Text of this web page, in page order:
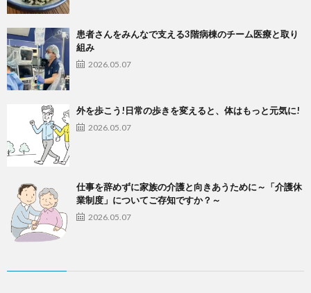
患者さんをみんなで支える3階病棟のチーム医療と取り
組み
2026.05.07
外を歩こう!日常の歩きを変えると、体はもっと元気に!
2026.05.07
仕事を辞めずに家族の介護と向きあうために～「介護休
業制度」についてご存知ですか？～
2026.05.07